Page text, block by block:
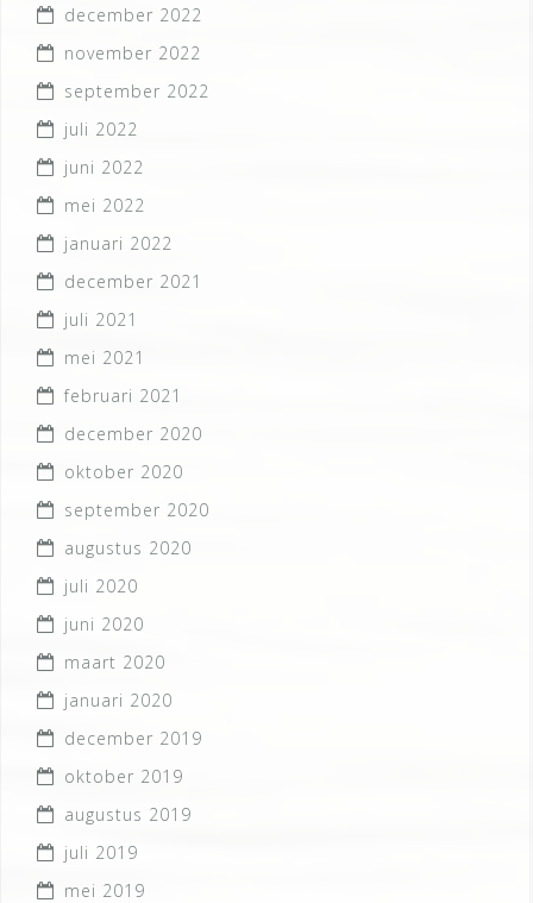
december 2022
november 2022
september 2022
juli 2022
juni 2022
mei 2022
januari 2022
december 2021
juli 2021
mei 2021
februari 2021
december 2020
oktober 2020
september 2020
augustus 2020
juli 2020
juni 2020
maart 2020
januari 2020
december 2019
oktober 2019
augustus 2019
juli 2019
mei 2019